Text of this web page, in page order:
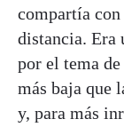
compartía con
distancia. Era
por el tema
más baja que
y, para más